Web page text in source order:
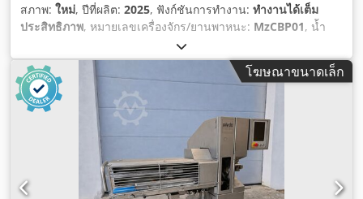
สภาพ: ใหม่, ปีที่ผลิต: 2025, ฟังก์ชันการทำงาน: ทำงานได้เต็ม
ประสิทธิภาพ, หมายเลขเครื่องจักร/ยานพาหนะ: MzCBP01, น้ำ
, ความยาวทั้งหมด:
ทั้งหมด:1,100 มม, ความสูงรวม:1,900 มม, ข้อกำหนดพื้นที่ ความ
ยาว:3,800 มม , ความกว้างที่ต้องการ: 1,200 มม, ความสูงที่
ต้องการ:
2,000 มม , กำลัง: 1.5 กิโลวัตต์ (2.04 แรงม้า)
เชื้อเพลิง:
ไฟฟ้า , อัตราการใช้เชื้อเพลิงต่อชั่วโมง: 20 ลิตร/ชม.
ความดันใช้งาน:
1 แท่ง , แรงดัน (สูงสุด): 0.6 แท่ง
, ประเภทการ
ระบายความร้อน:
, อุปกรณ์:เครื่องหมาย CE,
โฆษณาขนาดเล็ก